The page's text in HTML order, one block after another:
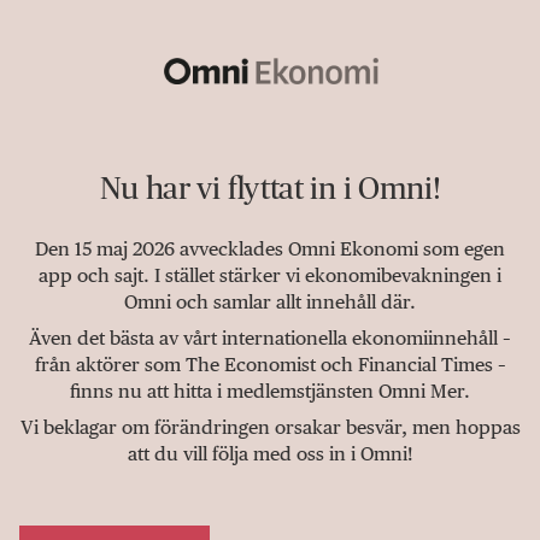
Nu har vi flyttat in i Omni!
Den 15 maj 2026 avvecklades Omni Ekonomi som egen
app och sajt. I stället stärker vi ekonomibevakningen i
Omni och samlar allt innehåll där.
Även det bästa av vårt internationella ekonomiinnehåll –
från aktörer som The Economist och Financial Times –
finns nu att hitta i medlemstjänsten Omni Mer.
Vi beklagar om förändringen orsakar besvär, men hoppas
att du vill följa med oss in i Omni!